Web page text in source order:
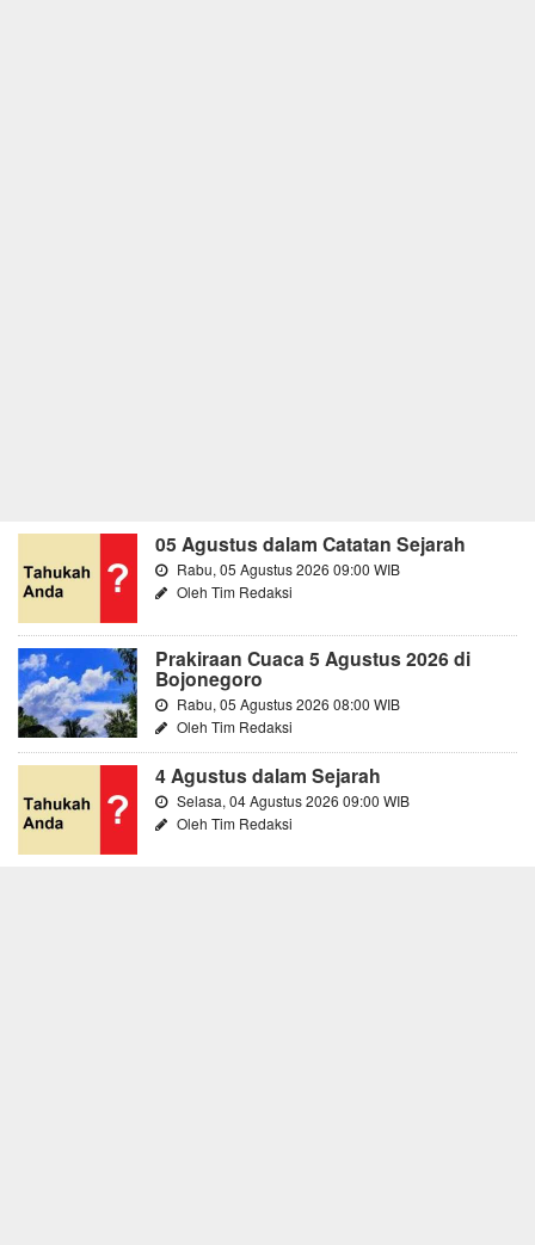
05 Agustus dalam Catatan Sejarah
Rabu, 05 Agustus 2026 09:00 WIB
Oleh Tim Redaksi
Prakiraan Cuaca 5 Agustus 2026 di
Bojonegoro
Rabu, 05 Agustus 2026 08:00 WIB
Oleh Tim Redaksi
4 Agustus dalam Sejarah
Selasa, 04 Agustus 2026 09:00 WIB
Oleh Tim Redaksi